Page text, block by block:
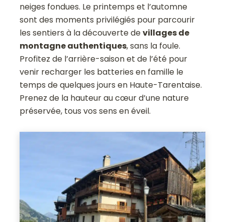
neiges fondues. Le printemps et l’automne
sont des moments privilégiés pour parcourir
les sentiers à la découverte devillages de
montagne authentiques, sans la foule.
Profitez de l’arrière-saison et de l’été pour
venir recharger les batteries en famille le
temps de quelques jours en Haute-Tarentaise.
Prenez de la hauteur au cœur d’une nature
préservée, tous vos sens en éveil.